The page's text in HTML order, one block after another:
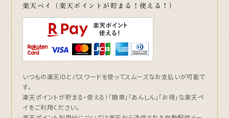
楽天ペイ（楽天ポイントが貯まる！使える！）
いつもの楽天IDとパスワードを使ってスムーズなお支払いが可能で
す。
楽天ポイントが貯まる・使える！「簡単」「あんしん」「お得」な楽天ペ
イをご利用ください。